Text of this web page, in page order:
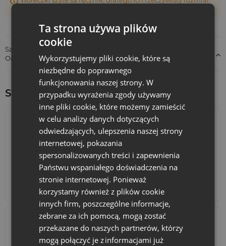
hurtowych. Możesz dodać logo firmy, hasło świąteczne lub
autorską grafikę.
Szczegóły dotyczące zgodności produktu z przepisami:
Odpowiedzialność za produkt
Sprawdź inne ciekawe produkty:
Kalendarze adwentowe Torby bawełniane
Ta strona używa plików
cookie
Wykorzystujemy pliki cookie, które są
niezbędne do poprawnego
funkcjonowania naszej strony. W
przypadku wyrażenia zgody używamy
inne pliki cookie, które możemy zamieścić
w celu analizy danych dotyczących
odwiedzających, ulepszenia naszej strony
internetowej, pokazania
spersonalizowanych treści i zapewnienia
Państwu wspaniałego doświadczenia na
stronie internetowej. Ponieważ
korzystamy również z plików cookie
innych firm, poszczególne informacje,
zebrane za ich pomocą, mogą zostać
przekazane do naszych partnerów, którzy
mogą połączyć je z informacjami już